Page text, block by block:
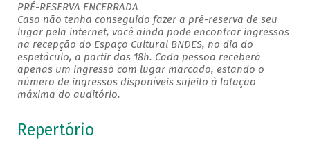
PRÉ-RESERVA ENCERRADA
Caso não tenha conseguido fazer a pré-reserva de seu
lugar pela internet, você ainda pode encontrar ingressos
na recepção do Espaço Cultural BNDES, no dia do
espetáculo, a partir das 18h. Cada pessoa receberá
apenas um ingresso com lugar marcado, estando o
número de ingressos disponíveis sujeito à lotação
máxima do auditório.
Repertório